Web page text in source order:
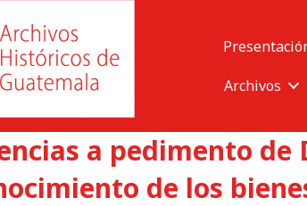
Archivos
a pedimento de
de los